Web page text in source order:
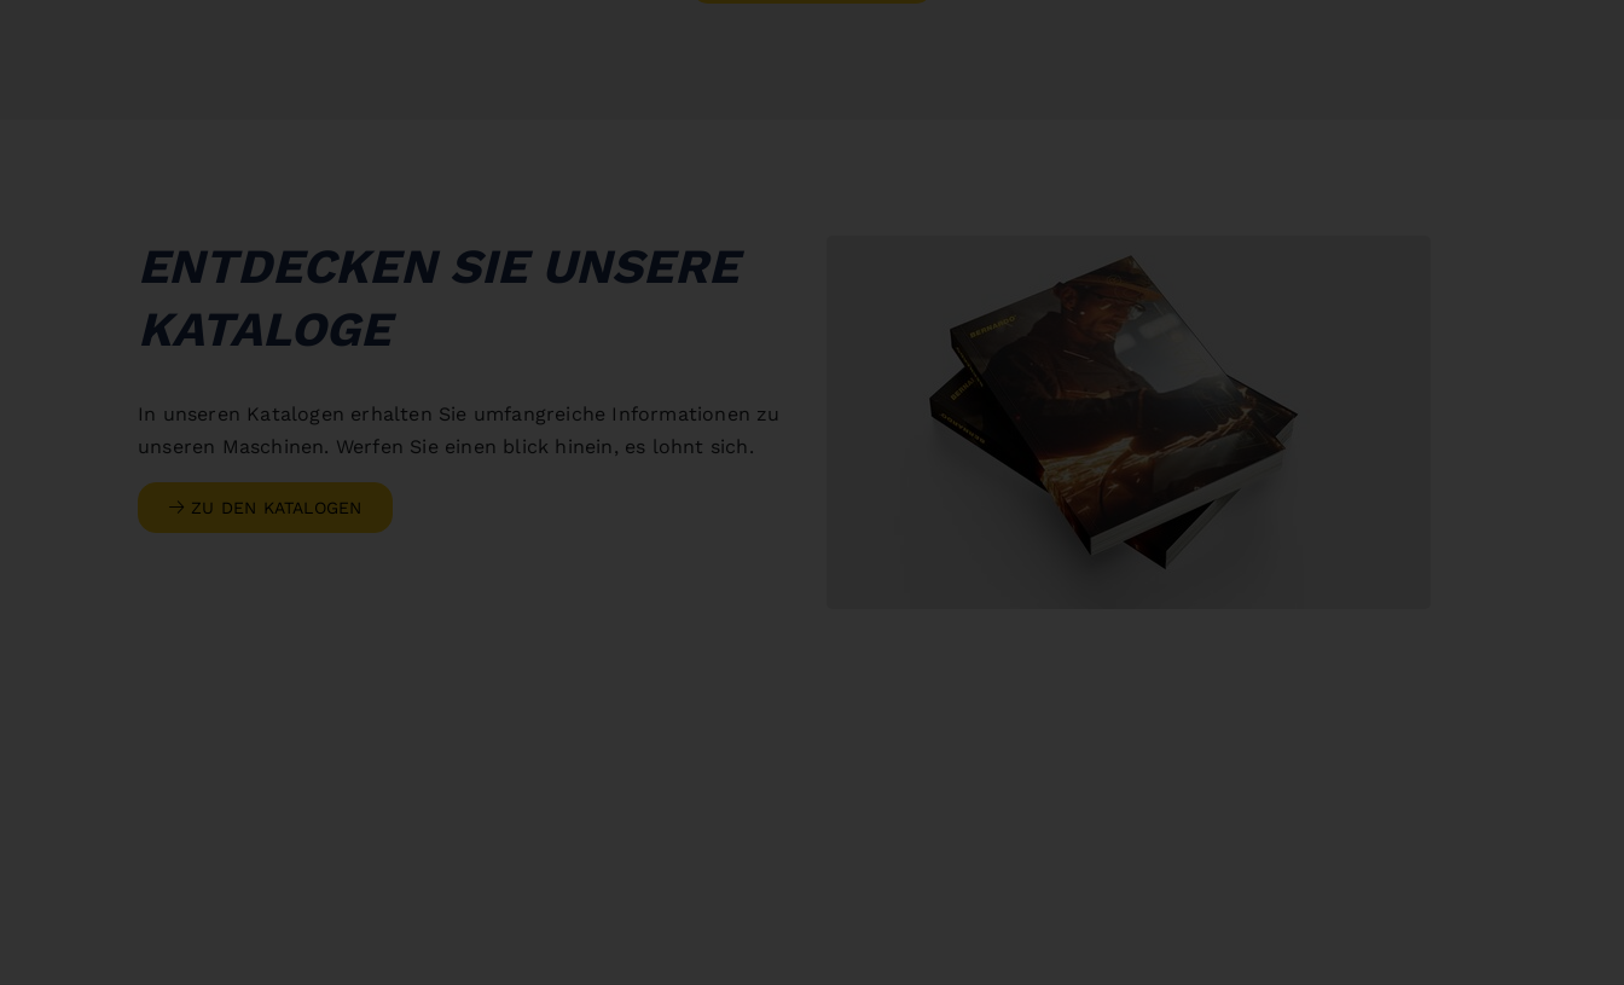
ENTDECKEN SIE UNSERE
KATALOGE
In unseren Katalogen erhalten Sie umfangreiche Informationen zu
unseren Maschinen. Werfen Sie einen blick hinein, es lohnt sich.
ZU DEN KATALOGEN